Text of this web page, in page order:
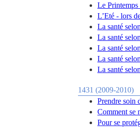
Le
L’Eté - lors
La santé
La santé
La santé
La santé
La santé
1431 (2009-2010)
Prendre soin
Comment se
Pour se